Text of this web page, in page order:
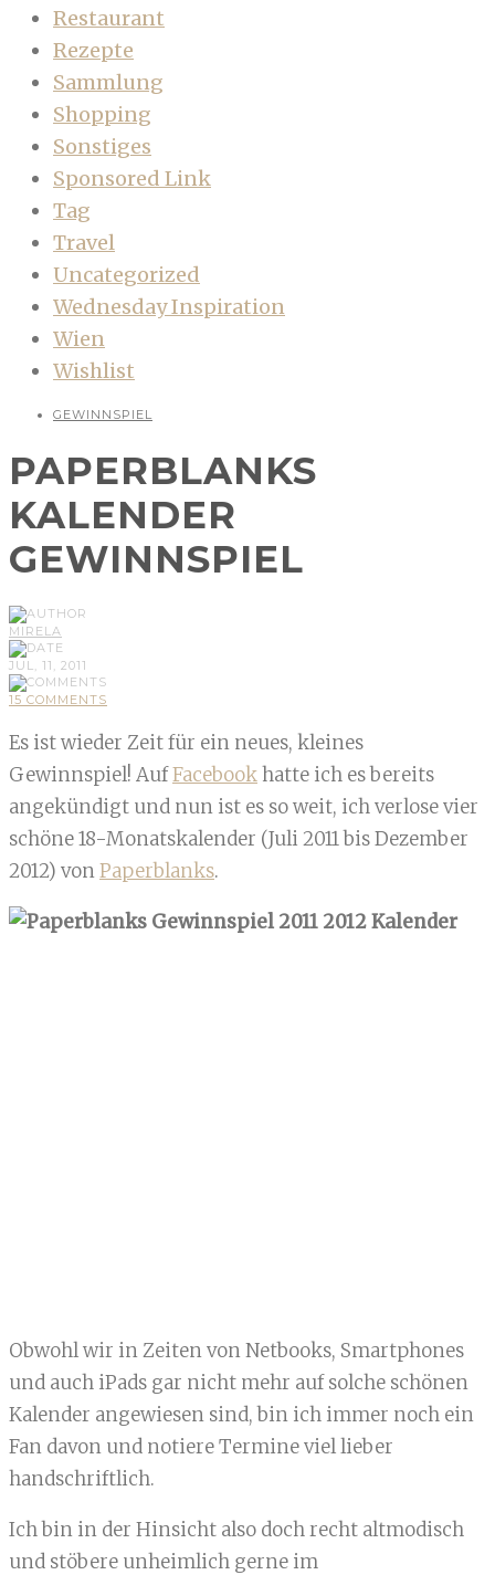
Restaurant
Rezepte
Sammlung
Shopping
Sonstiges
Sponsored Link
Tag
Travel
Uncategorized
Wednesday Inspiration
Wien
Wishlist
GEWINNSPIEL
PAPERBLANKS
KALENDER
GEWINNSPIEL
MIRELA
JUL, 11, 2011
15 COMMENTS
Es ist wieder Zeit für ein neues, kleines
Gewinnspiel! AufFacebookhatte ich es bereits
angekündigt und nun ist es so weit, ich verlose vier
schöne 18-Monatskalender (Juli 2011 bis Dezember
2012) vonPaperblanks.
Obwohl wir in Zeiten von Netbooks, Smartphones
und auch iPads gar nicht mehr auf solche schönen
Kalender angewiesen sind, bin ich immer noch ein
Fan davon und notiere Termine viel lieber
handschriftlich.
Ich bin in der Hinsicht also doch recht altmodisch
und stöbere unheimlich gerne im